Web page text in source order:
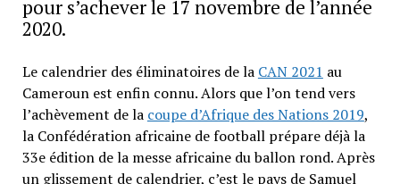
pour s’achever le 17 novembre de l’année
2020.
Le calendrier des éliminatoires de la CAN 2021 au
Cameroun est enfin connu. Alors que l’on tend vers
l’achèvement de la coupe d’Afrique des Nations 2019,
la Confédération africaine de football prépare déjà la
33e édition de la messe africaine du ballon rond. Après
un glissement de calendrier, c’est le pays de Samuel